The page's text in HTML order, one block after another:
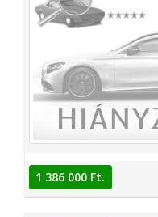
1 386 000 Ft.